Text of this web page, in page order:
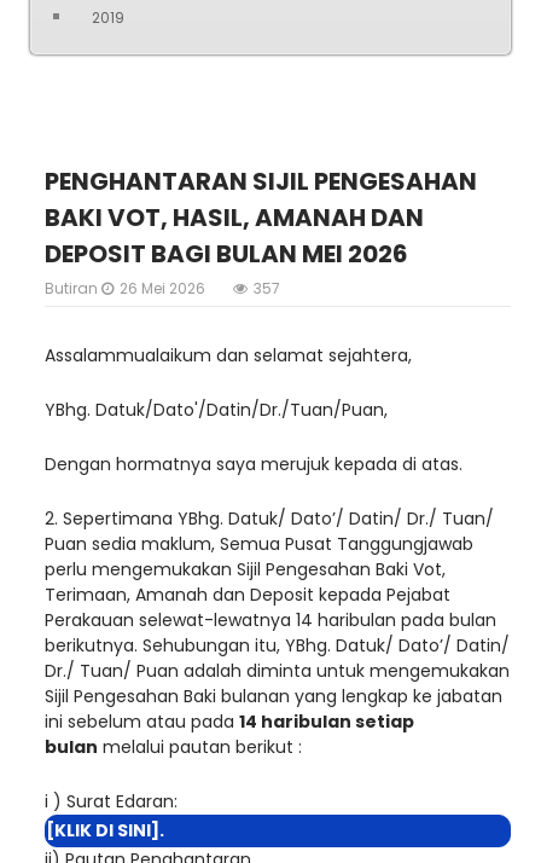
2019
PENGHANTARAN SIJIL PENGESAHAN
BAKI VOT, HASIL, AMANAH DAN
DEPOSIT BAGI BULAN MEI 2026
Butiran 26 Mei 2026 357
Assalammualaikum dan selamat sejahtera,
YBhg. Datuk/Dato'/Datin/Dr./Tuan/Puan,
Dengan hormatnya saya merujuk kepada di atas.
2. Sepertimana YBhg. Datuk/ Dato’/ Datin/ Dr./ Tuan/
Puan sedia maklum, Semua Pusat Tanggungjawab
perlu mengemukakan Sijil Pengesahan Baki Vot,
Terimaan, Amanah dan Deposit kepada Pejabat
Perakauan selewat-lewatnya 14 haribulan pada bulan
berikutnya. Sehubungan itu, YBhg. Datuk/ Dato’/ Datin/
Dr./ Tuan/ Puan adalah diminta untuk mengemukakan
Sijil Pengesahan Baki bulanan yang lengkap ke jabatan
ini sebelum atau pada 14 haribulan setiap
bulan melalui pautan berikut :
i ) Surat Edaran:
[KLIK DI SINI] .